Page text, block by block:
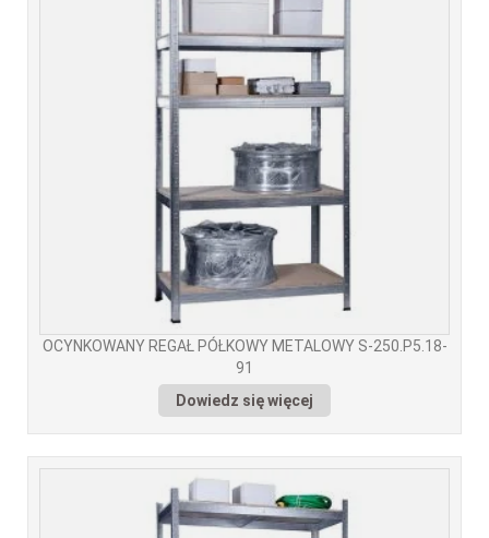
OCYNKOWANY REGAŁ PÓŁKOWY METALOWY S-250.P5.18-
91
Dowiedz się więcej